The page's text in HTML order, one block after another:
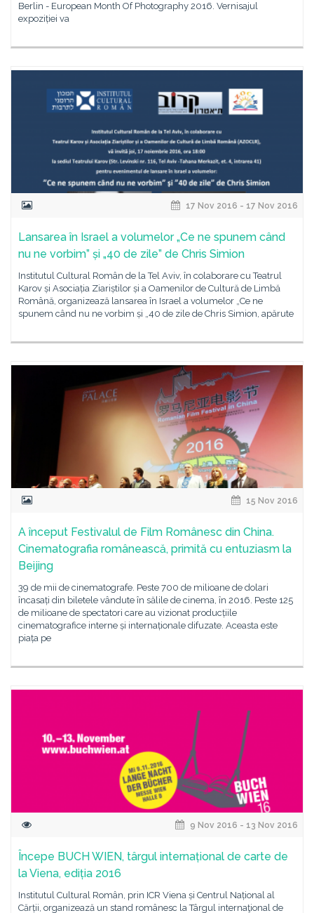
Berlin - European Month Of Photography 2016. Vernisajul
expoziției va
17 Nov 2016 - 17 Nov 2016
Lansarea în Israel a volumelor „Ce ne spunem când
nu ne vorbim” și „40 de zile” de Chris Simion
Institutul Cultural Român de la Tel Aviv, în colaborare cu Teatrul
Karov și Asociația Ziariștilor și a Oamenilor de Cultură de Limbă
Română, organizează lansarea în Israel a volumelor „Ce ne
spunem când nu ne vorbim și „40 de zile de Chris Simion, apărute
15 Nov 2016
A început Festivalul de Film Românesc din China.
Cinematografia românească, primită cu entuziasm la
Beijing
39 de mii de cinematografe. Peste 700 de milioane de dolari
încasați din biletele vândute în sălile de cinema, în 2016. Peste 125
de milioane de spectatori care au vizionat producțiile
cinematografice interne și internaționale difuzate. Aceasta este
piața pe
9 Nov 2016 - 13 Nov 2016
Începe BUCH WIEN, târgul internațional de carte de
la Viena, ediția 2016
Institutul Cultural Român, prin ICR Viena și Centrul Național al
Cărții, organizează un stand românesc la Târgul internaţional de